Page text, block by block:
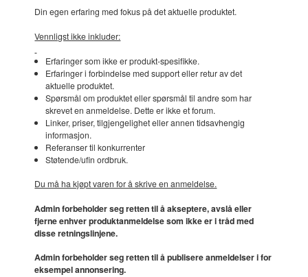
Din egen erfaring med fokus på det aktuelle produktet.
Vennligst ikke inkluder:
Erfaringer som ikke er produkt-spesifikke.
Erfaringer i forbindelse med support eller retur av det
aktuelle produktet.
Spørsmål om produktet eller spørsmål til andre som har
skrevet en anmeldelse. Dette er ikke et forum.
Linker, priser, tilgjengelighet eller annen tidsavhengig
informasjon.
Referanser til konkurrenter
Støtende/ufin ordbruk.
Du må ha kjøpt varen for å skrive en anmeldelse.
Admin forbeholder seg retten til å akseptere, avslå eller
fjerne enhver produktanmeldelse som ikke er i tråd med
disse retningslinjene.
Admin forbeholder seg retten til å publisere anmeldelser i for
eksempel annonsering.